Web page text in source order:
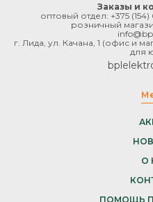
Заказы и
оптовый отдел: +375
розничный
г. Лида, ул. Качана, 1 (офис и
для
О
ПОМОЩЬ